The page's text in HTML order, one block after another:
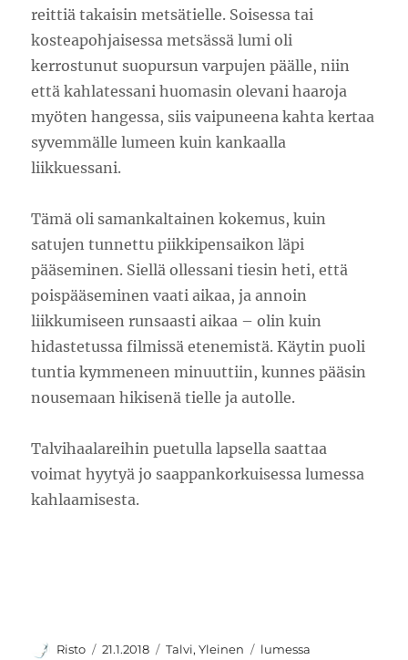
reittiä takaisin metsätielle. Soisessa tai
kosteapohjaisessa metsässä lumi oli
kerrostunut suopursun varpujen päälle, niin
että kahlatessani huomasin olevani haaroja
myöten hangessa, siis vaipuneena kahta kertaa
syvemmälle lumeen kuin kankaalla
liikkuessani.
Tämä oli samankaltainen kokemus, kuin
satujen tunnettu piikkipensaikon läpi
pääseminen. Siellä ollessani tiesin heti, että
poispääseminen vaati aikaa, ja annoin
liikkumiseen runsaasti aikaa – olin kuin
hidastetussa filmissä etenemistä. Käytin puoli
tuntia kymmeneen minuuttiin, kunnes pääsin
nousemaan hikisenä tielle ja autolle.
Talvihaalareihin puetulla lapsella saattaa
voimat hyytyä jo saappankorkuisessa lumessa
kahlaamisesta.
Kirjoittaja
Risto Julkaistu
21.1.2018 Kategoriat
Talvi,Yleinen Avainsanat
lumessa